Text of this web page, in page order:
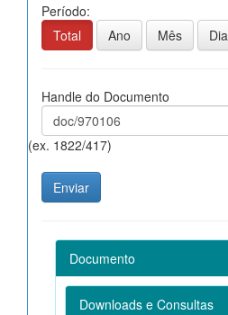
Período:
Total
Ano Mês Dia
Handle do Documento
(ex. 1822/417)
Documento
Downloads e Consultas